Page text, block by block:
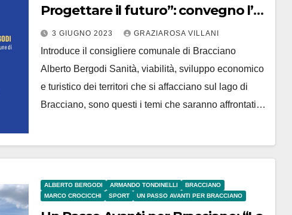
Progettare il futuro”: convegno l’11
giugno all’Antiche Scuderie
Odescalchi
3 GIUGNO 2023 GRAZIAROSA VILLANI
Introduce il consigliere comunale di Bracciano
Alberto Bergodi Sanità, viabilità, sviluppo economico
e turistico dei territori che si affacciano sul lago di
Bracciano, sono questi i temi che saranno affrontati…
ALBERTO BERGODI ARMANDO TONDINELLI
BRACCIANO
MARCO CROCICCHI
SPORT UN PASSO AVANTI PER BRACCIANO